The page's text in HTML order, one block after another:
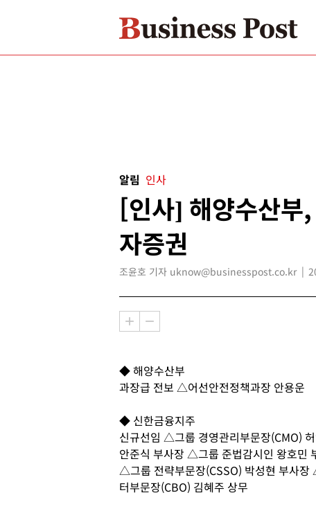
알림 인사
[인사] 해양수산부
자증권
조윤호 기자 uknow@businesspost.co.kr
◆ 해양수산부
과장급 전보 △어선안전정책과장 안용운
◆ 신한금융지주
신규선임 △그룹 경영관리부문장(CMO)
안준식 부사장 △그룹 준법감시인 왕호민
△그룹 전략부문장(CSSO) 박성현 부사
터부문장(CBO) 김혜주 상무